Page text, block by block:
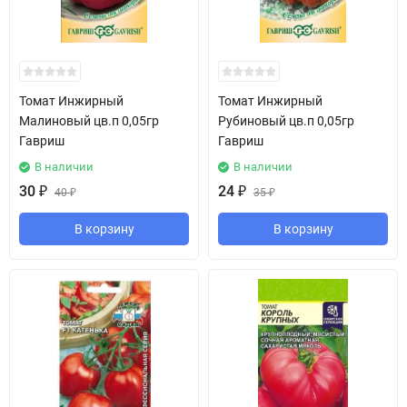
Томат Инжирный
Малиновый цв.п 0,05гр
Гавриш
В наличии
30 ₽ 40₽
В корзину
Томат Инжирный
Рубиновый цв.п 0,05гр
Гавриш
В наличии
24 ₽ 35₽
В корзину